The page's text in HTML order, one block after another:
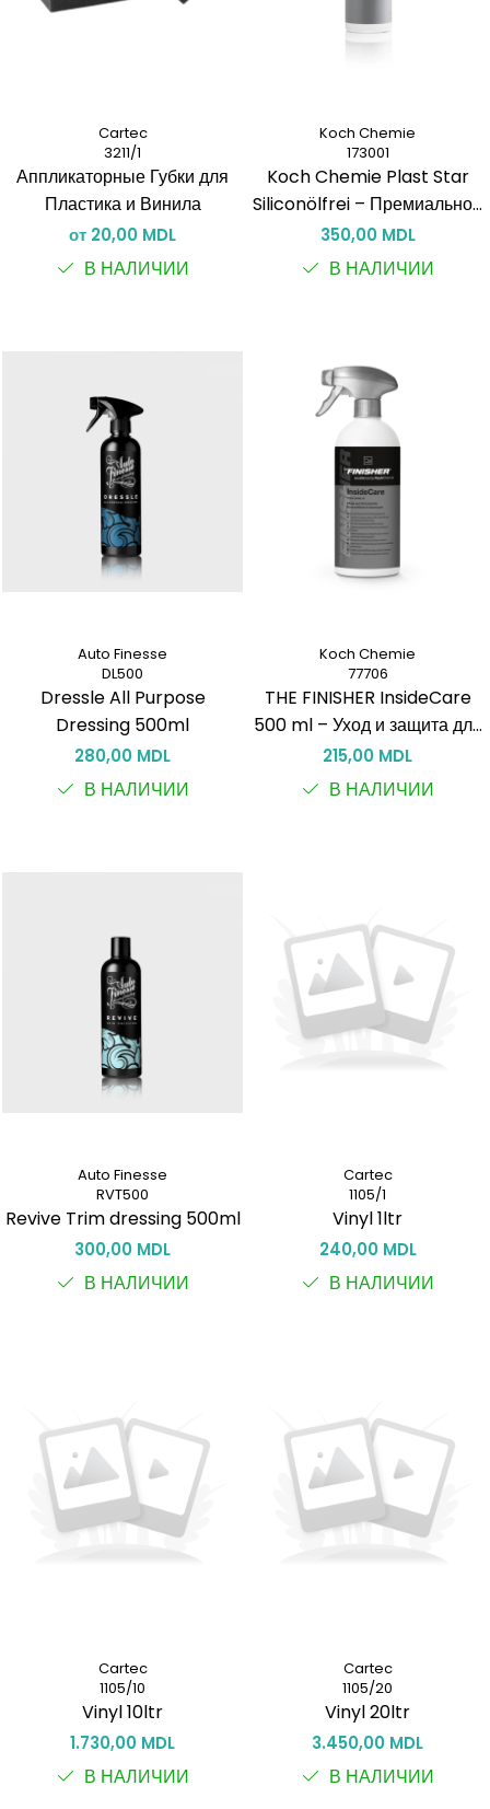
Cartec
3211/1
Аппликаторные Губки для
Пластика и Винила
от 20,00 MDL
В НАЛИЧИИ
Koch Chemie
173001
Koch Chemie Plast Star
Siliconölfrei – Премиальное
Средство для Ухода за
Наружным Пластиком и
350,00 MDL
В НАЛИЧИИ
Auto Finesse
DL500
Dressle All Purpose
Dressing 500ml
280,00 MDL
В НАЛИЧИИ
Koch Chemie
77706
THE FINISHER InsideCare
500 ml – Уход и защита для
пластика салона
215,00 MDL
В НАЛИЧИИ
Auto Finesse
RVT500
Revive Trim dressing 500ml
300,00 MDL
В НАЛИЧИИ
Cartec
1105/1
Vinyl 1ltr
240,00 MDL
В НАЛИЧИИ
Cartec
1105/10
Vinyl 10ltr
1.730,00 MDL
В НАЛИЧИИ
Cartec
1105/20
Vinyl 20ltr
3.450,00 MDL
В НАЛИЧИИ